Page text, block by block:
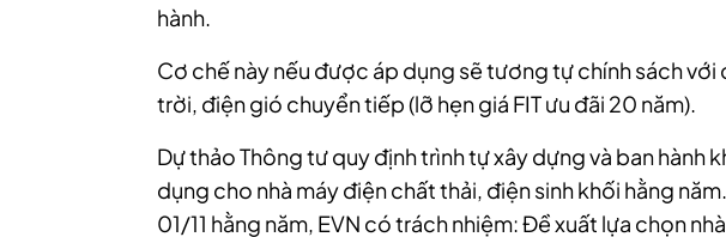
hành.
Cơ chế này nếu được áp dụng sẽ tương tự chính sách với
trời, điện gió chuyển tiếp (lỡ hẹn giá FIT ưu đãi 20 năm).
Dự thảo Thông tư quy định trình tự xây dựng và ban hành
dụng cho nhà máy điện chất thải, điện sinh khối hằng
01/11 hằng năm, EVN có trách nhiệm:Đề xuất lựa chọn